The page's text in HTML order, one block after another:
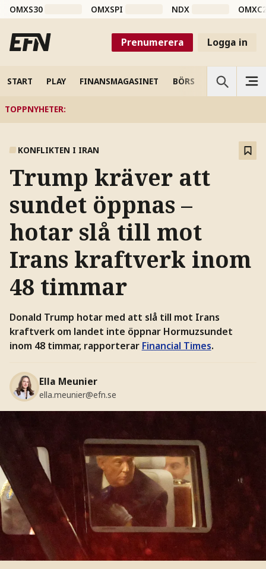
OMXS30 OMXSPI NDX
Prenumerera Logga in
START PLAY FINANSMAGASINET BÖRS VETENSKAP
TOPPNYHETER:
KONFLIKTEN I IRAN
Trump kräver att
sundet öppnas –
hotar slå till mot
Irans kraftverk inom
48 timmar
Donald Trump hotar med att slå till mot Irans
kraftverk om landet inte öppnar Hormuzsundet
inom 48 timmar, rapporterar Financial Times.
Ella Meunier
ella.meunier@efn.se